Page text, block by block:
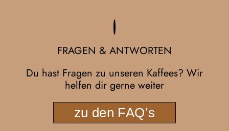
FRAGEN & ANTWORTEN
Du hast Fragen zu unseren Kaffees? Wir
helfen dir gerne weiter
zu den FAQ’s